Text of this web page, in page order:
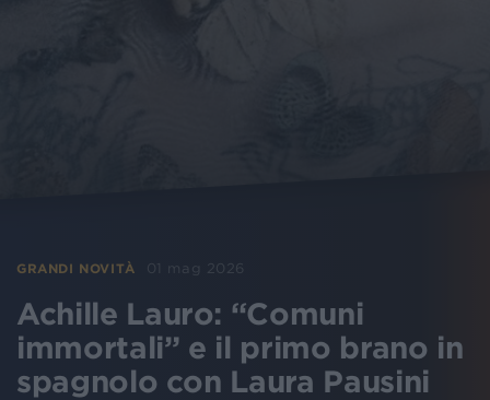
GRANDI NOVITÀ 01 mag 2026
Achille Lauro: “Comuni
immortali” e il primo brano in
spagnolo con Laura Pausini